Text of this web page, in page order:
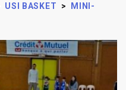
USI BASKET >
MINI-